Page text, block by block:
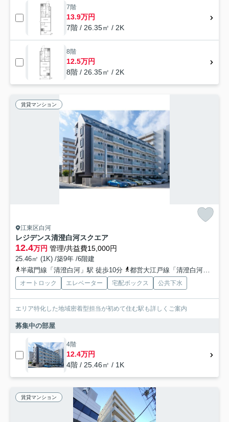
7階
13.9万円
7階 / 26.35㎡ / 2K
8階
12.5万円
8階 / 26.35㎡ / 2K
賃貸マンション
江東区白河
レジデンス清澄白河スクエア
12.4万円 管理/共益費15,000円
25.46㎡ (1K) /築9年 /6階建
半蔵門線「清澄白河」駅 徒歩10分
都営大江戸線「清澄白河」駅 徒歩13分
オートロック エレベーター 宅配ボックス 公共下水
エリア特化した地域密着型担当が初めて住む駅も詳しくご案内
募集中の部屋
4階
12.4万円
4階 / 25.46㎡ / 1K
賃貸マンション